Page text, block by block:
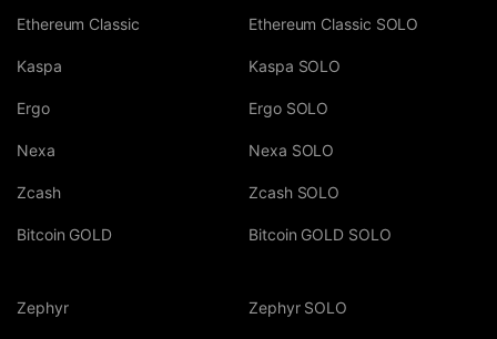
Ethereum Classic
Kaspa
Ergo
Nexa
Zcash
Bitcoin GOLD
Ethereum Classic SOLO
Kaspa SOLO
Ergo SOLO
Nexa SOLO
Zcash SOLO
Bitcoin GOLD SOLO
Zephyr Zephyr SOLO